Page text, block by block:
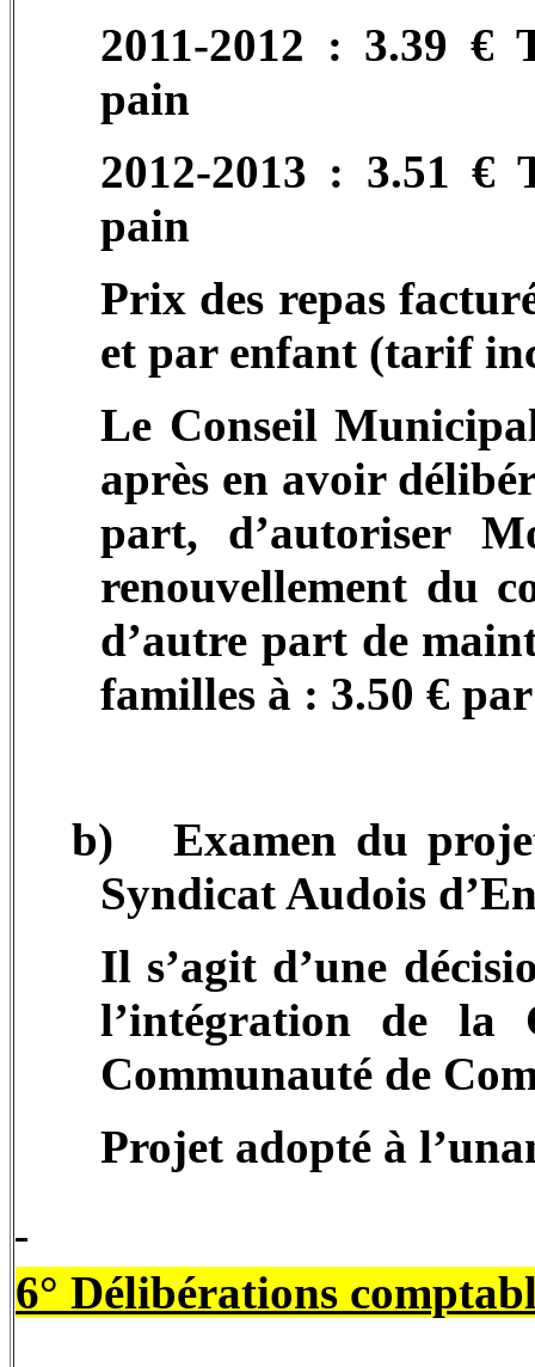
2011-2012 : 3.39
pain
2012-2013 : 3.51
pain
Prix des repas
et par enfant (tarif
Le Conseil
après en avoir
part, d’autoriser
renouvellement du
d’autre part de
familles à : 3.50 €
b)
Examen du
Syndicat Audois
Il s’agit d’une
l’intégration de la
Communauté de
Projet adopté à
6° Délibérations